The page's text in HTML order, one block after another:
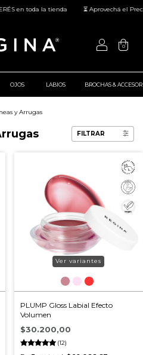
en toda la tienda ⏳ Aprovechá el Precio
0
OJOS LABIOS BROCHAS &
y Arrugas
FILTRAR
PLUMP Gloss Labial Efecto
Volumen
(12)
$30.200,00
Ver variantes